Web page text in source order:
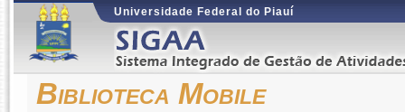
Universidade Federal do Piauí
Biblioteca Mobile